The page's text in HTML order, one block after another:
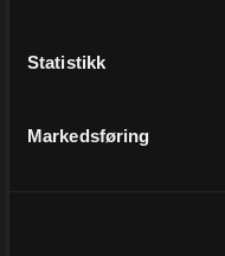
Statistikk
Markedsføring
34x18,5x9 cm, à 30 stk
På lager